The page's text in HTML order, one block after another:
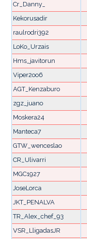
Cr_Danny_
Kekorusadir
raulrodri392
LoKo_Urzais
Hms_javitorun
Viper2oo6
AGT_Kenzaburo
zgz_juano
Moskera24
Manteca7
GTW_wenceslao
CR_Ulivarri
MGC1927
JoseLorca
JKT_PENALVA
TR_Alex_chef_93
VSR_LligadasJR